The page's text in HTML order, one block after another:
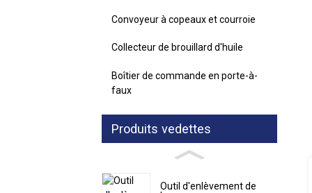
Convoyeur à copeaux et courroie
Collecteur de brouillard d'huile
Boîtier de commande en porte-à-
faux
Produits vedettes
Outil d'enlèvement de